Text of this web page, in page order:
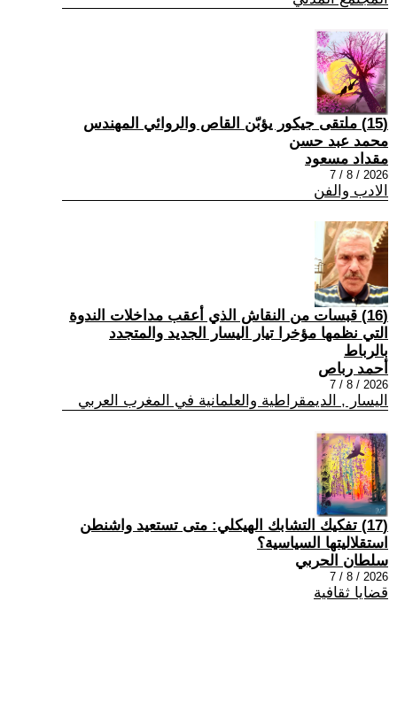
(15) ملتقى جيكور يؤبّن القاص والروائي المهندس
محمد عبد حسن
مقداد مسعود
2026 / 8 / 7
الادب والفن
(16) قبسات من النقاش الذي أعقب مداخلات الندوة
التي نظمها مؤخرا تيار اليسار الجديد والمتجدد
بالرباط
أحمد رباص
2026 / 8 / 7
اليسار , الديمقراطية والعلمانية في المغرب العربي
(17) تفكيك التشابك الهيكلي: متى تستعيد واشنطن
استقلاليتها السياسية؟
سلطان الحربي
2026 / 8 / 7
قضايا ثقافية